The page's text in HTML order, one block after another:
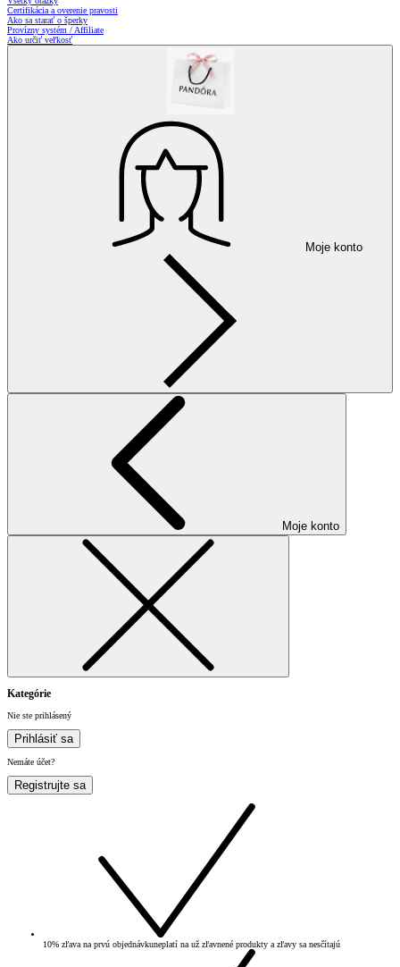
Certifikácia a overenie pravosti
Ako sa starať o šperky
Provízny systém / Affiliate
Ako určiť veľkosť
Moje konto
Moje konto
Kategórie
Nie ste prihlásený
Prihlásiť sa
Nemáte účet?
Registrujte sa
10% zľava na prvú objednávkuneplatí na už zľavnené produkty a zľavy sa nesčítajú